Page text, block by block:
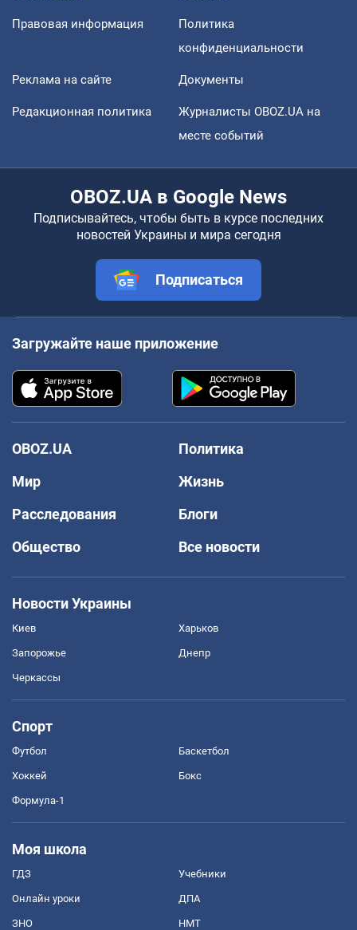
Правовая информация
Политика
конфиденциальности
Реклама на сайте Документы
Редакционная политика
Журналисты OBOZ.UA на
месте событий
OBOZ.UA в Google News
Подписывайтесь, чтобы быть в курсе последних
новостей Украины и мира сегодня
Подписаться
Загружайте наше приложение
OBOZ.UA
Политика
Мир
Жизнь
Расследования
Блоги
Общество
Все новости
Новости Украины
Киев Харьков
Запорожье Днепр
Черкассы
Спорт
Футбол Баскетбол
Хоккей Бокс
Формула-1
Моя школа
ГДЗ Учебники
Онлайн уроки ДПА
ЗНО НМТ